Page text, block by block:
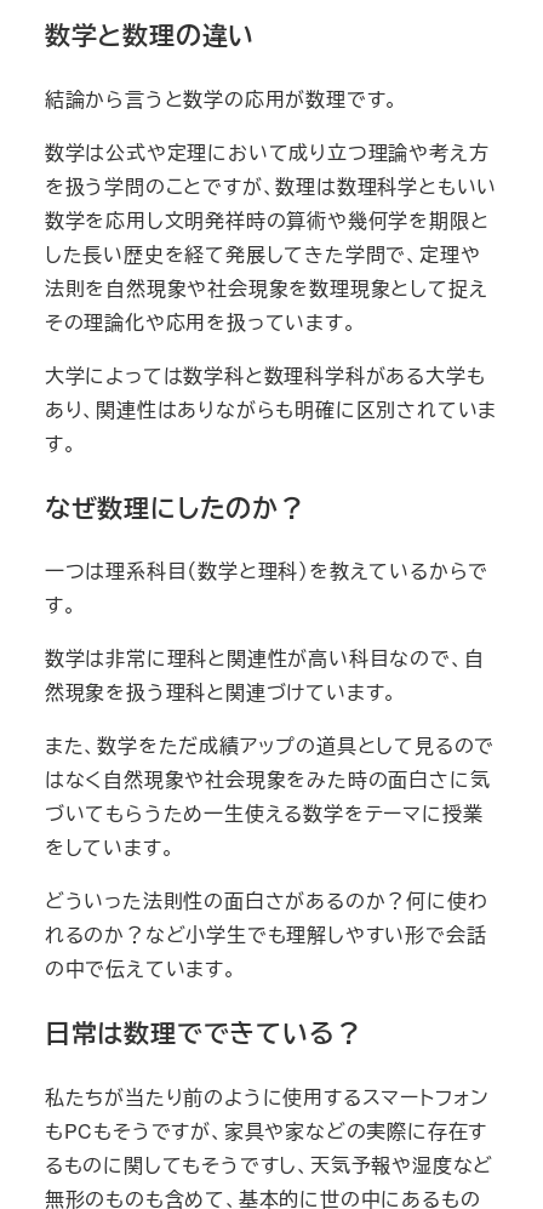
数学と数理の違い
結論から言うと数学の応用が数理です。
数学は公式や定理において成り立つ理論や考え方
を扱う学問のことですが、数理は数理科学ともいい
数学を応用し文明発祥時の算術や幾何学を期限と
した長い歴史を経て発展してきた学問で、定理や
法則を自然現象や社会現象を数理現象として捉え
その理論化や応用を扱っています。
大学によっては数学科と数理科学科がある大学も
あり、関連性はありながらも明確に区別されていま
す。
なぜ数理にしたのか？
一つは理系科目（数学と理科）を教えているからで
す。
数学は非常に理科と関連性が高い科目なので、自
然現象を扱う理科と関連づけています。
また、数学をただ成績アップの道具として見るので
はなく自然現象や社会現象をみた時の面白さに気
づいてもらうため一生使える数学をテーマに授業
をしています。
どういった法則性の面白さがあるのか？何に使わ
れるのか？など小学生でも理解しやすい形で会話
の中で伝えています。
日常は数理でできている？
私たちが当たり前のように使用するスマートフォン
もPCもそうですが、家具や家などの実際に存在す
るものに関してもそうですし、天気予報や湿度など
無形のものも含めて、基本的に世の中にあるもの